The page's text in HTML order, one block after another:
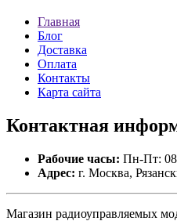
Главная
Блог
Доставка
Оплата
Контакты
Карта сайта
Контактная
Рабочие часы: Пн-Пт:
Адрес: г. Москва,
Магазин радиоуправляемых